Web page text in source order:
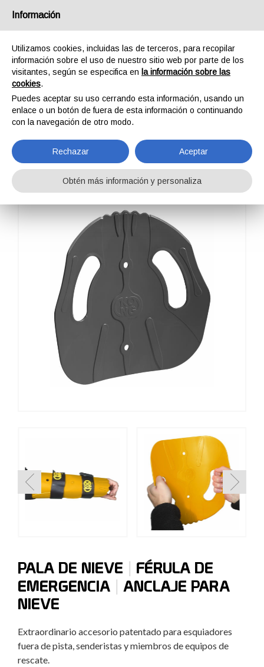
SNOW KONG NYLON
PALA DE NIEVE | FÉRULA DE
EMERGENCIA | ANCLAJE PARA
NIEVE
Extraordinario accesorio patentado para esquiadores
fuera de pista, senderistas y miembros de equipos de
rescate.
Información
Utilizamos cookies, incluidas las de terceros, para recopilar
información sobre el uso de nuestro sitio web por parte de los
visitantes, según se especifica en la información sobre las
cookies.
Puedes aceptar su uso cerrando esta información, usando un
enlace o un botón de fuera de esta información o continuando
con la navegación de otro modo.
Rechazar Aceptar
Obtén más información y personaliza